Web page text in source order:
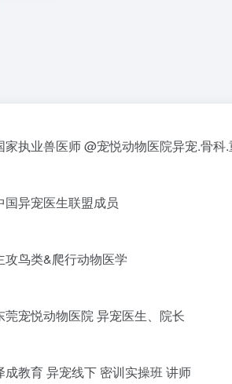
家执业兽医师‍@宠悦动物医院异宠.骨科
国异宠医生联盟成员
攻鸟类&爬行动物医学
莞宠悦动物医院 异宠医生、院长
成教育 异宠线下 密训实操班 讲师